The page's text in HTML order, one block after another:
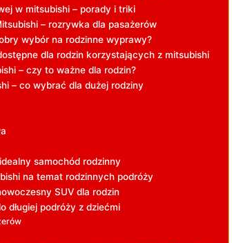
w mitsubishi – porady i triki
– rozrywka dla pasażerów
wybór na rodzinne wyprawy?
dla rodzin korzystających z mitsubishi
– czy to ważne dla rodzin?
– co wybrać dla dużej rodziny
samochód rodzinny
na temat rodzinnych podróży
SUV dla rodzin
długiej podróży z dziećmi